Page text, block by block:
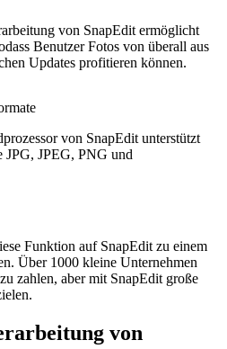
von SnapEdit ermöglicht
Benutzer Fotos von überall aus
Updates profitieren können.
von SnapEdit unterstützt
JPG, JPEG, PNG und
Funktion auf SnapEdit zu einem
Über 1000 kleine Unternehmen
zahlen, aber mit SnapEdit große
von